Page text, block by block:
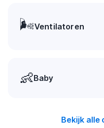
🌬️Ventilatoren
👶Baby
Bekijk